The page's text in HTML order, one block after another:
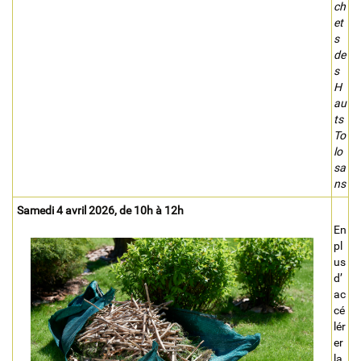
ch
et
s
de
s
H
au
ts
To
lo
sa
ns
Samedi 4 avril 2026, de 10h à 12h
En
pl
us
d’
ac
cé
lér
er